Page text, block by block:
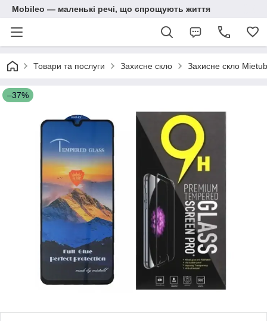
Mobileo — маленькі речі, що спрощують життя
Товари та послуги Захисне скло Захисне скло
–37%